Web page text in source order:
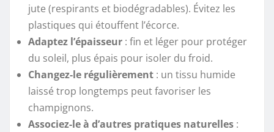
jute (respirants et biodégradables). Évitez les
plastiques qui étouffent l’écorce.
Adaptez l’épaisseur : fin et léger pour protéger
du soleil, plus épais pour isoler du froid.
Changez-le régulièrement : un tissu humide
laissé trop longtemps peut favoriser les
champignons.
Associez-le à d’autres pratiques naturelles :